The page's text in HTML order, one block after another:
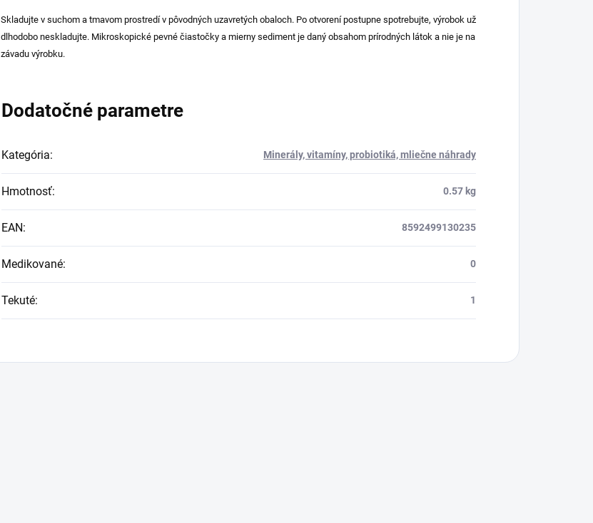
Skladujte v suchom a tmavom prostredí v pôvodných uzavretých obaloch. Po otvorení postupne spotrebujte, výrobok už
dlhodobo neskladujte. Mikroskopické pevné čiastočky a mierny sediment je daný obsahom prírodných látok a nie je na
závadu výrobku.
Dodatočné parametre
Kategória: Minerály, vitamíny, probiotiká, mliečne náhrady
Hmotnosť: 0.57 kg
EAN: 8592499130235
Medikované: 0
Tekuté: 1